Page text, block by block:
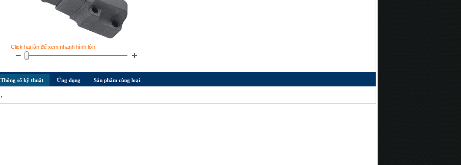
Click hai lần để xem nhanh hình lớn
Thông số kỹ thuật Ứng dụng Sản phẩm cùng loại
,